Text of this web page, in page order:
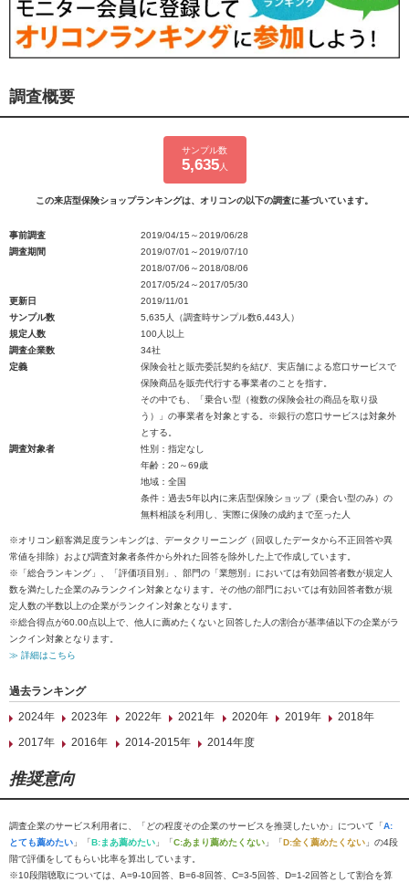
調査概要
サンプル数
5,635人
この来店型保険ショップランキングは、オリコンの以下の調査に基づいています。
事前調査
2019/04/15～2019/06/28
調査期間
2019/07/01～2019/07/10
2018/07/06～2018/08/06
2017/05/24～2017/05/30
更新日
2019/11/01
サンプル数
5,635人（調査時サンプル数6,443人）
規定人数
100人以上
調査企業数
34社
定義
保険会社と販売委託契約を結び、実店舗による窓口サービスで
保険商品を販売代行する事業者のことを指す。
その中でも、「乗合い型（複数の保険会社の商品を取り扱
う）」の事業者を対象とする。※銀行の窓口サービスは対象外
とする。
調査対象者
性別：指定なし
年齢：20～69歳
地域：全国
条件：過去5年以内に来店型保険ショップ（乗合い型のみ）の
無料相談を利用し、実際に保険の成約まで至った人
※オリコン顧客満足度ランキングは、データクリーニング（回収したデータから不正回答や異
常値を排除）および調査対象者条件から外れた回答を除外した上で作成しています。
※「総合ランキング」、「評価項目別」、部門の「業態別」においては有効回答者数が規定人
数を満たした企業のみランクイン対象となります。その他の部門においては有効回答者数が規
定人数の半数以上の企業がランクイン対象となります。
※総合得点が60.00点以上で、他人に薦めたくないと回答した人の割合が基準値以下の企業がラ
ンクイン対象となります。
≫ 詳細はこちら
過去ランキング
2024年
2023年 2022年 2021年 2020年 2019年
2018年
2017年
2016年 2014-2015年 2014年度
推奨意向
調査企業のサービス利用者に、「どの程度その企業のサービスを推奨したいか」について「A:
とても薦めたい 」「B:まあ薦めたい 」「C:あまり薦めたくない 」「D:全く薦めたくない 」の4段
階で評価をしてもらい比率を算出しています。
※10段階聴取については、A=9-10回答、B=6-8回答、C=3-5回答、D=1-2回答として割合を算